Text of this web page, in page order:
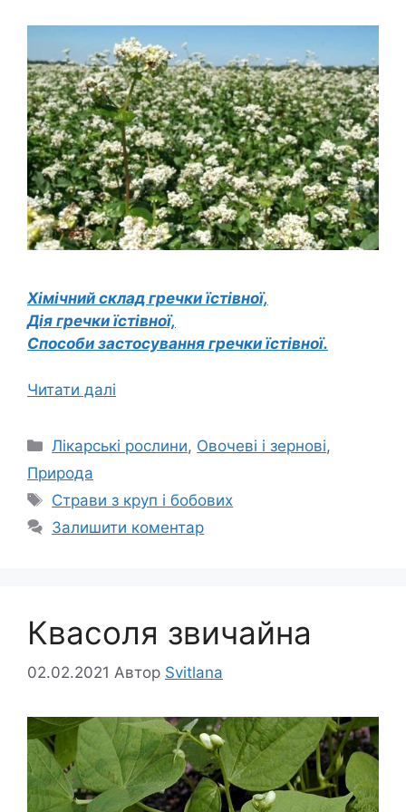
Хімічний склад гречки їстівної,
Дія гречки їстівної,
Способи застосування гречки їстівної.
Читати далі
Категорії
Лікарські рослини, Овочеві і зернові,
Природа
Позначки
Страви з круп і бобових
Залишити коментар
Квасоля звичайна
02.02.2021 Автор Svitlana